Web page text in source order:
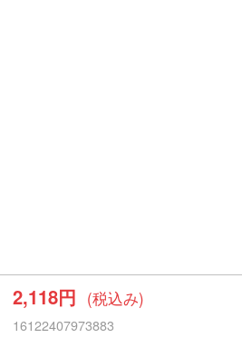
2,118円 (税込み)
16122407973883